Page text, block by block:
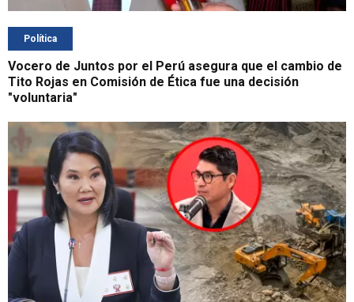
Política
Vocero de Juntos por el Perú asegura que el cambio de
Tito Rojas en Comisión de Ética fue una decisión
"voluntaria"